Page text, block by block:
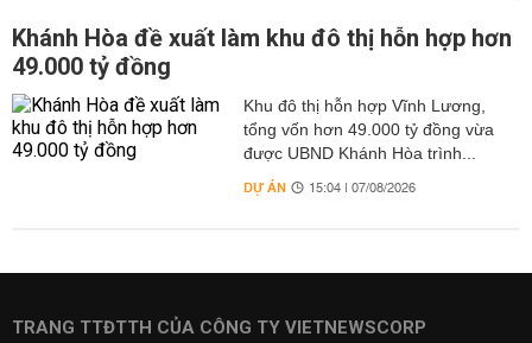
Khánh Hòa đề xuất làm khu đô thị hỗn hợp hơn
49.000 tỷ đồng
Khu đô thị hỗn hợp Vĩnh Lương,
tổng vốn hơn 49.000 tỷ đồng vừa
được UBND Khánh Hòa trình...
DỰ ÁN 15:04 | 07/08/2026
TRANG TTĐTTH CỦA CÔNG TY VIETNEWSCORP